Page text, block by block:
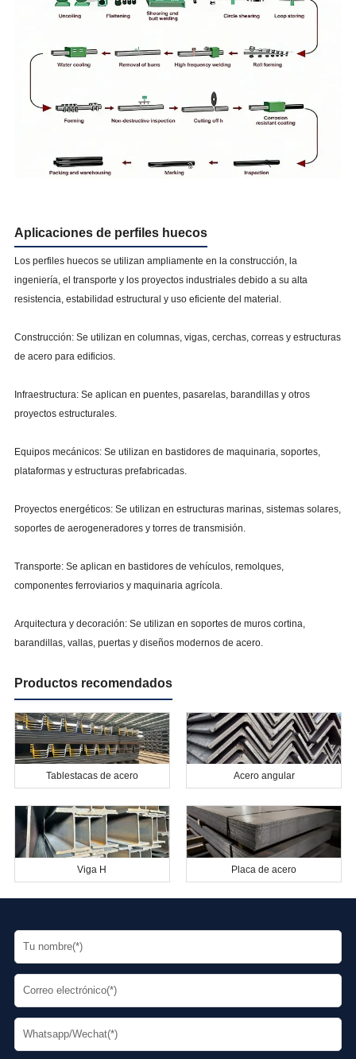
Aplicaciones de perfiles huecos
Los perfiles huecos se utilizan ampliamente en la construcción, la
ingeniería, el transporte y los proyectos industriales debido a su alta
resistencia, estabilidad estructural y uso eficiente del material.
Construcción: Se utilizan en columnas, vigas, cerchas, correas y estructuras
de acero para edificios.
Infraestructura: Se aplican en puentes, pasarelas, barandillas y otros
proyectos estructurales.
Equipos mecánicos: Se utilizan en bastidores de maquinaria, soportes,
plataformas y estructuras prefabricadas.
Proyectos energéticos: Se utilizan en estructuras marinas, sistemas solares,
soportes de aerogeneradores y torres de transmisión.
Transporte: Se aplican en bastidores de vehículos, remolques,
componentes ferroviarios y maquinaria agrícola.
Arquitectura y decoración: Se utilizan en soportes de muros cortina,
barandillas, vallas, puertas y diseños modernos de acero.
Productos recomendados
Tablestacas de acero Acero angular
Viga H Placa de acero